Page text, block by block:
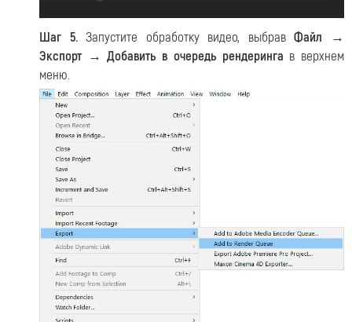
Шаг 5.Запустите обработку видео, выбравФайл →
Экспорт → Добавить в очередь рендеринга в верхнем
меню.